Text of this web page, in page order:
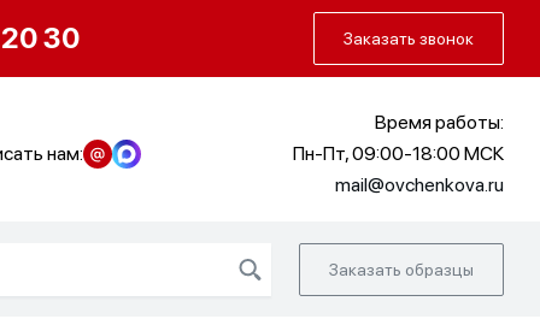
30 Заказать звонок
нам:
Время работы:
Пн-Пт, 09:00-18:00 МСК
mail@ovchenkova.ru
Заказать образцы